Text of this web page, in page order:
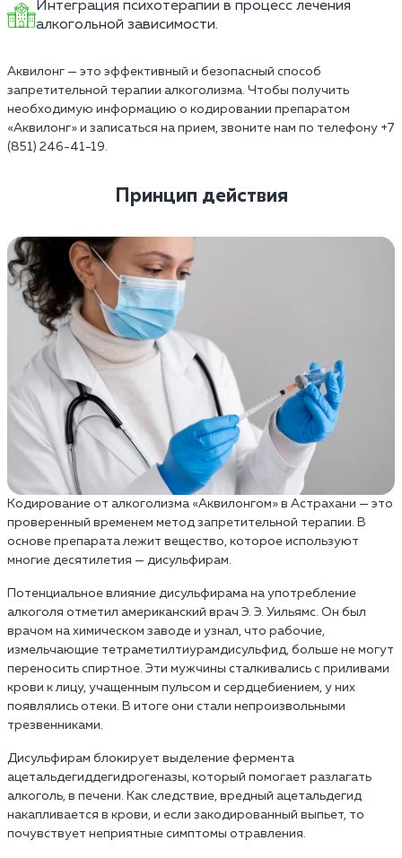
Интеграция психотерапии в процесс лечения
алкогольной зависимости.
Аквилонг — это эффективный и безопасный способ
запретительной терапии алкоголизма. Чтобы получить
необходимую информацию о кодировании препаратом
«Аквилонг» и записаться на прием, звоните нам по телефону +7
(851) 246-41-19.
Принцип действия
Кодирование от алкоголизма «Аквилонгом» в Астрахани — это
проверенный временем метод запретительной терапии. В
основе препарата лежит вещество, которое используют
многие десятилетия — дисульфирам.
Потенциальное влияние дисульфирама на употребление
алкоголя отметил американский врач Э. Э. Уильямс. Он был
врачом на химическом заводе и узнал, что рабочие,
измельчающие тетраметилтиурамдисульфид, больше не могут
переносить спиртное. Эти мужчины сталкивались с приливами
крови к лицу, учащенным пульсом и сердцебиением, у них
появлялись отеки. В итоге они стали непроизвольными
трезвенниками.
Дисульфирам блокирует выделение фермента
ацетальдегиддегидрогеназы, который помогает разлагать
алкоголь, в печени. Как следствие, вредный ацетальдегид
накапливается в крови, и если закодированный выпьет, то
почувствует неприятные симптомы отравления.